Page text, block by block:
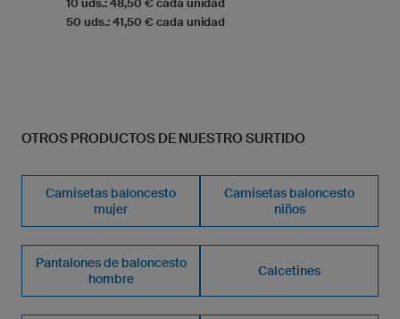
10 uds.: 48,50 € cada unidad
50 uds.: 41,50 € cada unidad
OTROS PRODUCTOS DE NUESTRO SURTIDO
Camisetas baloncesto
mujer
Camisetas baloncesto
niños
Pantalones de baloncesto
hombre
Calcetines